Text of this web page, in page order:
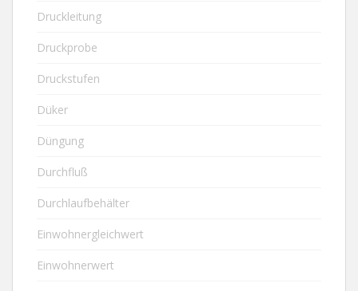
Druckleitung
Druckprobe
Druckstufen
Düker
Düngung
Durchfluß
Durchlaufbehälter
Einwohnergleichwert
Einwohnerwert